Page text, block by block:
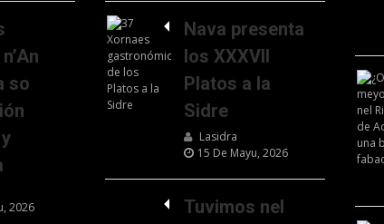
so
2026
Nava presenta
los XXXVII
Platos a la
Sidre
Lasidra
15 De Mayu, 2026
Tuvimos nel